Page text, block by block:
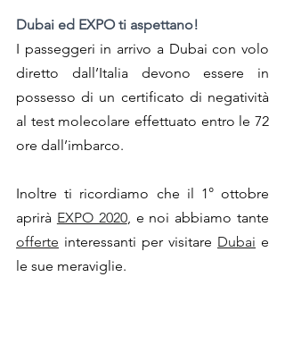
Dubai ed EXPO ti aspettano!
I passeggeri in arrivo a Dubai con volo
diretto dall’Italia devono essere in
possesso di un certificato di negatività
al test molecolare effettuato entro le 72
ore dall’imbarco.
Inoltre ti ricordiamo che il 1° ottobre
aprirà EXPO 2020
offerte interessanti per visitare Dubai e
le sue meraviglie.